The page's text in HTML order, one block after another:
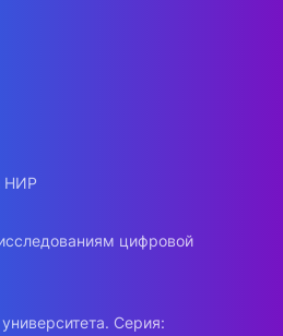
НИР
цифровой
Серия: